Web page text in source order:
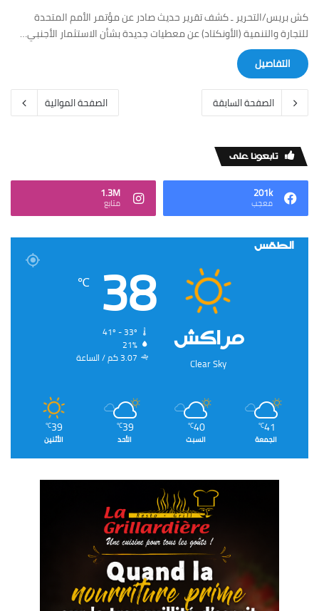
كش بريس/التحرير ـ كشف تقرير حديث صادر عن مؤتمر الأمم المتحدة
للتجارة والتنمية (الأونكتاد) عن معطيات جديدة بشأن الاستثمار الأجنبي…
‏التفاصيل
‏الصفحة السابقة ‏الصفحة الموالية
‏تابعونا على
201k
‏معجب
1.3M
‏متابع
الطقس
‏مراكش
Clear Sky
38
℃
21%
3.07 ‏كم / الساعة
41
℃
الجمعة
40
℃
السبت
39
℃
الأحد
39
℃
الأثنين